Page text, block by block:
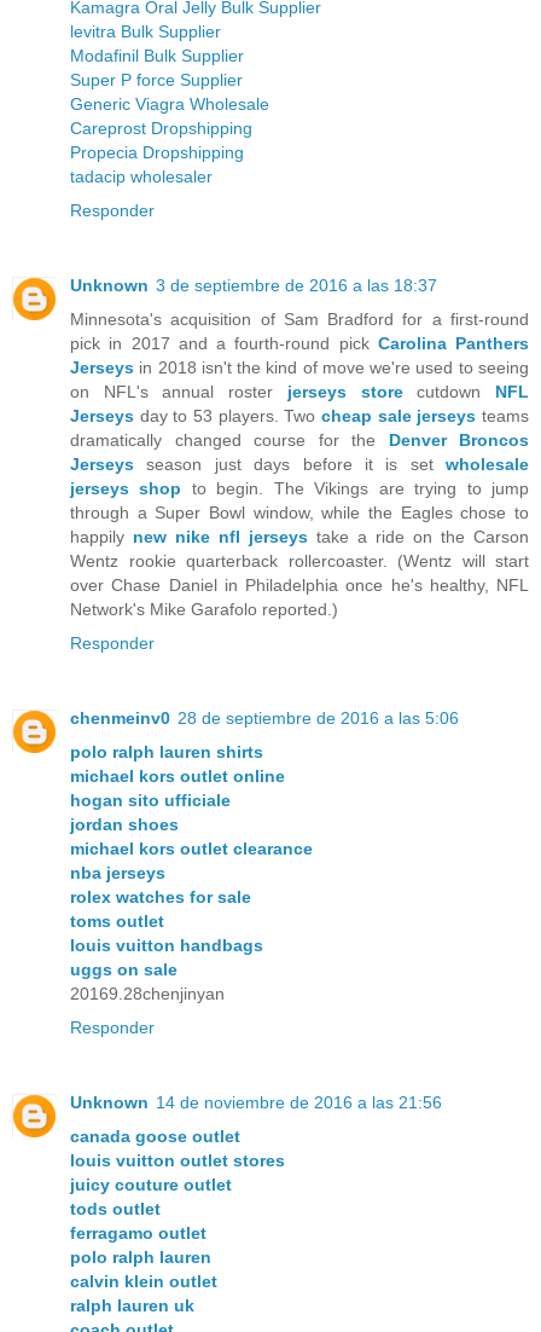
Kamagra Oral Jelly Bulk Supplier
levitra Bulk Supplier
Modafinil Bulk Supplier
Super P force Supplier
Generic Viagra Wholesale
Careprost Dropshipping
Propecia Dropshipping
tadacip wholesaler
Responder
Unknown 3 de septiembre de 2016 a las 18:37
Minnesota's acquisition of Sam Bradford for a first-round
pick in 2017 and a fourth-round pick Carolina Panthers
Jerseys in 2018 isn't the kind of move we're used to seeing
on NFL's annual roster jerseys storecutdown NFL
Jerseys day to 53 players. Two cheap sale jerseys teams
dramatically changed course for the Denver Broncos
Jerseys season just days before it is set wholesale
jerseys shop to begin. The Vikings are trying to jump
through a Super Bowl window, while the Eagles chose to
happily new nike nfl jerseys take a ride on the Carson
Wentz rookie quarterback rollercoaster. (Wentz will start
over Chase Daniel in Philadelphia once he's healthy, NFL
Network's Mike Garafolo reported.)
Responder
chenmeinv0 28 de septiembre de 2016 a las 5:06
polo ralph lauren shirts
michael kors outlet online
hogan sito ufficiale
jordan shoes
michael kors outlet clearance
nba jerseys
rolex watches for sale
toms outlet
louis vuitton handbags
uggs on sale
20169.28chenjinyan
Responder
Unknown 14 de noviembre de 2016 a las 21:56
canada goose outlet
louis vuitton outlet stores
juicy couture outlet
tods outlet
ferragamo outlet
polo ralph lauren
calvin klein outlet
ralph lauren uk